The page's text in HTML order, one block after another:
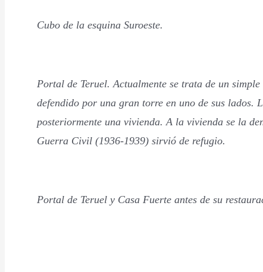
Cubo de la esquina Suroeste.
Portal de Teruel. Actualmente se trata de un
defendido por una gran torre en uno de sus lados.
posteriormente una vivienda. A la vivienda se la
Guerra Civil (1936-1939) sirvió de refugio.
Portal de Teruel y Casa Fuerte antes de su